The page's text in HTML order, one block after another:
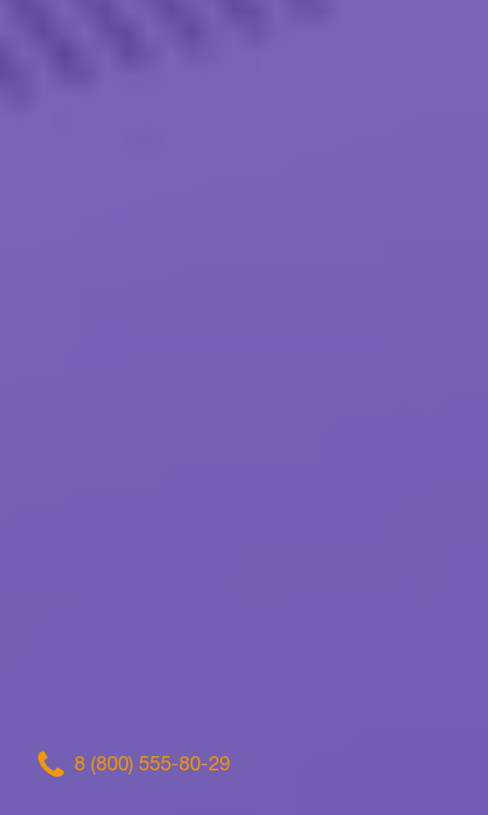
8 (800) 555-80-29